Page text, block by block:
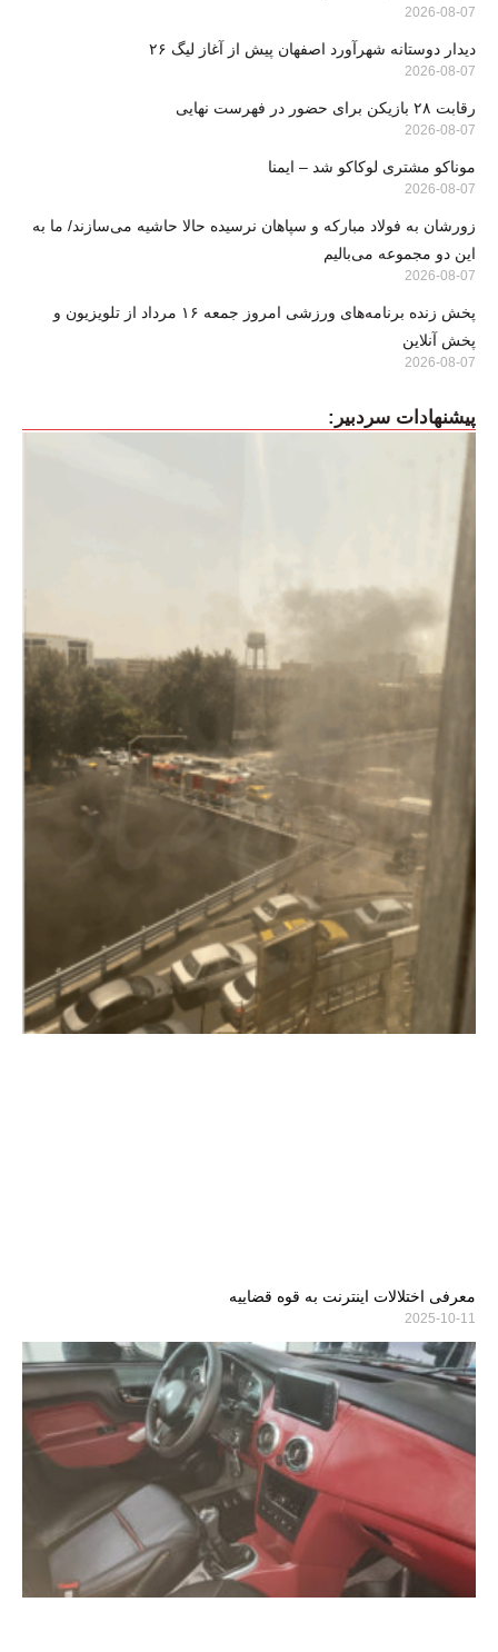
2026-08-07
دیدار دوستانه شهرآورد اصفهان پیش از آغاز لیگ ۲۶
2026-08-07
رقابت ۲۸ بازیکن برای حضور در فهرست نهایی
2026-08-07
موناکو مشتری لوکاکو شد – ایمنا
2026-08-07
زورشان به فولاد مبارکه و سپاهان نرسیده حالا حاشیه می‌سازند/ ما به
این دو مجموعه می‌بالیم
2026-08-07
پخش زنده برنامه‌های ورزشی امروز جمعه ۱۶ مرداد از تلویزیون و
پخش آنلاین
2026-08-07
پیشنهادات سردبیر:
معرفی اختلالات اینترنت به قوه قضاییه
2025-10-11